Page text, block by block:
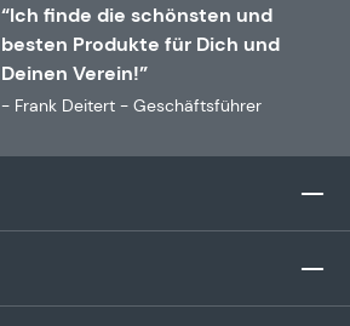
“Ich finde die schönsten und
besten Produkte für Dich und
Deinen Verein!”
- Frank Deitert - Geschäftsführer